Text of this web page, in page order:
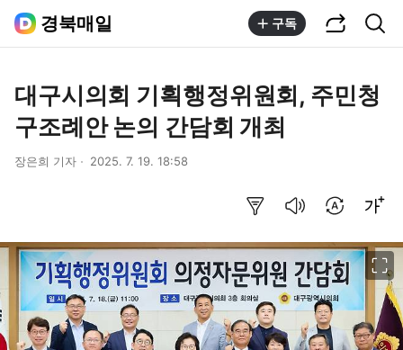
경북매일 구독
대구시의회 기획행정위원회, 주민청
구조례안 논의 간담회 개최
장은희 기자 2025. 7. 19. 18:58